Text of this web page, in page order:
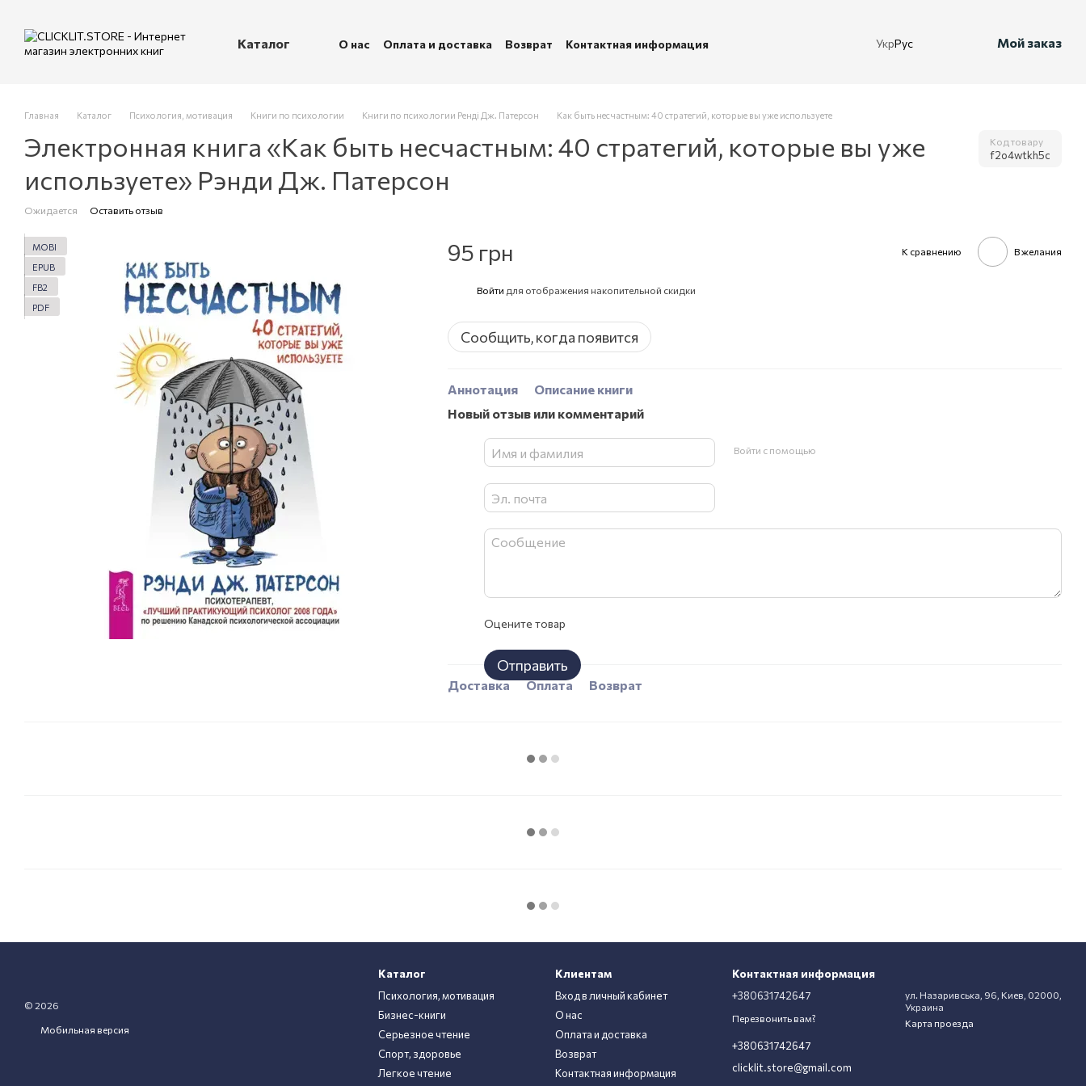
Каталог О нас Оплата и доставка Возврат
Контактная информация
УкрРус Мой заказ
Главная Каталог Психология, мотивация Книги по психологии Книги по психологии Ренді Дж. Патерсон Как быть несчастным: 40 стратегий, которые вы уже используете
Электронная книга «Как быть несчастным: 40 стратегий, которые вы уже
используете» Рэнди Дж. Патерсон
Код товару
f2o4wtkh5c
Ожидается Оставить отзыв
MOBI
EPUB
FB2
PDF
95 грн К сравнению В желания
Войти для отображения накопительной скидки
Сообщить, когда появится
Аннотация
Описание книги
Новый отзыв или комментарий
Войти с помощью
Оцените товар
Отправить
Доставка Оплата Возврат
© 2026
Мобильная версия
Каталог
Психология, мотивация
Бизнес-книги
Серьезное чтение
Спорт, здоровье
Легкое чтение
Клиентам
Вход в личный кабинет
О нас
Оплата и доставка
Возврат
Контактная информация
Контактная информация
+380631742647
Перезвонить вам?
+380631742647
clicklit.store@gmail.com
ул. Назаривська, 96, Киев, 02000,
Украина
Карта проезда